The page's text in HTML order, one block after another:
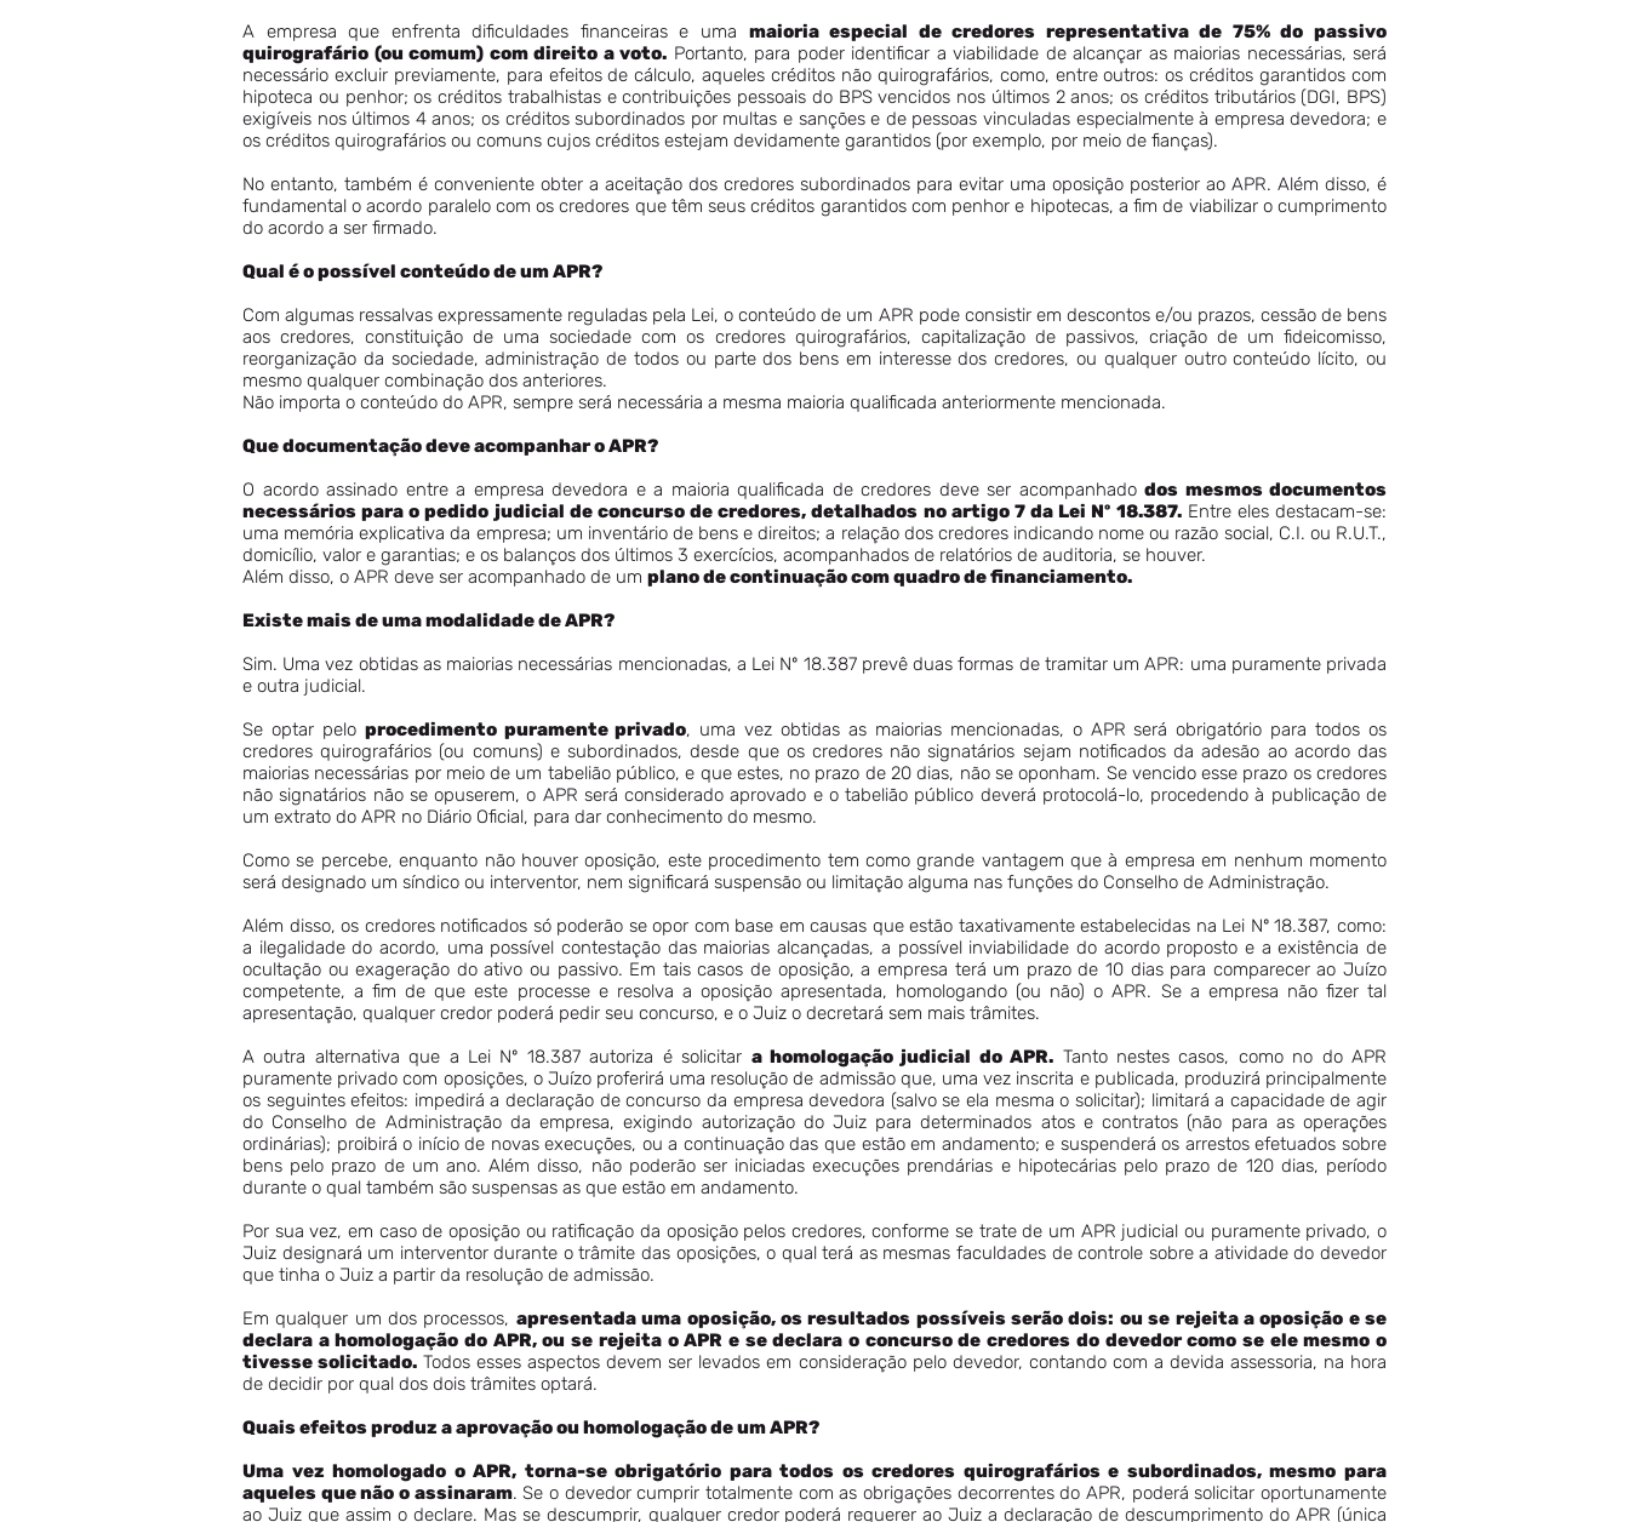
A empresa que enfrenta dificuldades financeiras e uma maioria especial de credores representativa de 75% do passivo
quirografário (ou comum) com direito a voto. Portanto, para poder identificar a viabilidade de alcançar as maiorias necessárias, será
necessário excluir previamente, para efeitos de cálculo, aqueles créditos não quirografários, como, entre outros: os créditos garantidos com
hipoteca ou penhor; os créditos trabalhistas e contribuições pessoais do BPS vencidos nos últimos 2 anos; os créditos tributários (DGI, BPS)
exigíveis nos últimos 4 anos; os créditos subordinados por multas e sanções e de pessoas vinculadas especialmente à empresa devedora; e
os créditos quirografários ou comuns cujos créditos estejam devidamente garantidos (por exemplo, por meio de fianças).
No entanto, também é conveniente obter a aceitação dos credores subordinados para evitar uma oposição posterior ao APR. Além disso, é
fundamental o acordo paralelo com os credores que têm seus créditos garantidos com penhor e hipotecas, a fim de viabilizar o cumprimento
do acordo a ser firmado.
Qual é o possível conteúdo de um APR?
Com algumas ressalvas expressamente reguladas pela Lei, o conteúdo de um APR pode consistir em descontos e/ou prazos, cessão de bens
aos credores, constituição de uma sociedade com os credores quirografários, capitalização de passivos, criação de um fideicomisso,
reorganização da sociedade, administração de todos ou parte dos bens em interesse dos credores, ou qualquer outro conteúdo lícito, ou
mesmo qualquer combinação dos anteriores.
Não importa o conteúdo do APR, sempre será necessária a mesma maioria qualificada anteriormente mencionada.
Que documentação deve acompanhar o APR?
O acordo assinado entre a empresa devedora e a maioria qualificada de credores deve ser acompanhado dos mesmos documentos
necessários para o pedido judicial de concurso de credores, detalhados no artigo 7 da Lei Nº 18.387.Entre eles destacam-se:
uma memória explicativa da empresa; um inventário de bens e direitos; a relação dos credores indicando nome ou razão social, C.I. ou R.U.T.,
domicílio, valor e garantias; e os balanços dos últimos 3 exercícios, acompanhados de relatórios de auditoria, se houver.
Além disso, o APR deve ser acompanhado de um plano de continuação com quadro de financiamento.
Existe mais de uma modalidade de APR?
Sim. Uma vez obtidas as maiorias necessárias mencionadas, a Lei Nº 18.387 prevê duas formas de tramitar um APR: uma puramente privada
e outra judicial.
Se optar pelo procedimento puramente privado, uma vez obtidas as maiorias mencionadas, o APR será obrigatório para todos os
credores quirografários (ou comuns) e subordinados, desde que os credores não signatários sejam notificados da adesão ao acordo das
maiorias necessárias por meio de um tabelião público, e que estes, no prazo de 20 dias, não se oponham. Se vencido esse prazo os credores
não signatários não se opuserem, o APR será considerado aprovado e o tabelião público deverá protocolá-lo, procedendo à publicação de
um extrato do APR no Diário Oficial, para dar conhecimento do mesmo.
Como se percebe, enquanto não houver oposição, este procedimento tem como grande vantagem que à empresa em nenhum momento
será designado um síndico ou interventor, nem significará suspensão ou limitação alguma nas funções do Conselho de Administração.
Além disso, os credores notificados só poderão se opor com base em causas que estão taxativamente estabelecidas na Lei Nº 18.387, como:
a ilegalidade do acordo, uma possível contestação das maiorias alcançadas, a possível inviabilidade do acordo proposto e a existência de
ocultação ou exageração do ativo ou passivo. Em tais casos de oposição, a empresa terá um prazo de 10 dias para comparecer ao Juízo
competente, a fim de que este processe e resolva a oposição apresentada, homologando (ou não) o APR. Se a empresa não fizer tal
apresentação, qualquer credor poderá pedir seu concurso, e o Juiz o decretará sem mais trâmites.
A outra alternativa que a Lei Nº 18.387 autoriza é solicitar a homologação judicial do APR. Tanto nestes casos, como no do APR
puramente privado com oposições, o Juízo proferirá uma resolução de admissão que, uma vez inscrita e publicada, produzirá principalmente
os seguintes efeitos: impedirá a declaração de concurso da empresa devedora (salvo se ela mesma o solicitar); limitará a capacidade de agir
do Conselho de Administração da empresa, exigindo autorização do Juiz para determinados atos e contratos (não para as operações
ordinárias); proibirá o início de novas execuções, ou a continuação das que estão em andamento; e suspenderá os arrestos efetuados sobre
bens pelo prazo de um ano. Além disso, não poderão ser iniciadas execuções prendárias e hipotecárias pelo prazo de 120 dias, período
durante o qual também são suspensas as que estão em andamento.
Por sua vez, em caso de oposição ou ratificação da oposição pelos credores, conforme se trate de um APR judicial ou puramente privado, o
Juiz designará um interventor durante o trâmite das oposições, o qual terá as mesmas faculdades de controle sobre a atividade do devedor
que tinha o Juiz a partir da resolução de admissão.
Em qualquer um dos processos, apresentada uma oposição, os resultados possíveis serão dois: ou se rejeita a oposição e se
declara a homologação do APR, ou se rejeita o APR e se declara o concurso de credores do devedor como se ele mesmo o
tivesse solicitado. Todos esses aspectos devem ser levados em consideração pelo devedor, contando com a devida assessoria, na hora
de decidir por qual dos dois trâmites optará.
Quais efeitos produz a aprovação ou homologação de um APR?
Uma vez homologado o APR, torna-se obrigatório para todos os credores quirografários e subordinados, mesmo para
aqueles que não o assinaram. Se o devedor cumprir totalmente com as obrigações decorrentes do APR, poderá solicitar oportunamente
ao Juiz que assim o declare. Mas se descumprir, qualquer credor poderá requerer ao Juiz a declaração de descumprimento do APR (única